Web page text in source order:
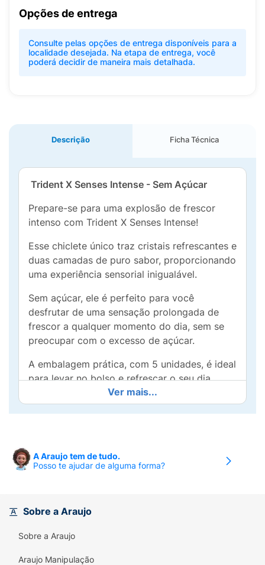
Opções de entrega
Consulte pelas opções de entrega disponíveis para a
localidade desejada. Na etapa de entrega, você
poderá decidir de maneira mais detalhada.
Descrição Ficha Técnica
Trident X Senses Intense - Sem Açúcar
Prepare-se para uma explosão de frescor
intenso com Trident X Senses Intense!
Esse chiclete único traz cristais refrescantes e
duas camadas de puro sabor, proporcionando
uma experiência sensorial inigualável.
Sem açúcar, ele é perfeito para você
desfrutar de uma sensação prolongada de
frescor a qualquer momento do dia, sem se
preocupar com o excesso de açúcar.
A embalagem prática, com 5 unidades, é ideal
para levar no bolso e refrescar o seu dia
Experimente Trident X Senses Intense e sinta
Ver mais...
A Araujo tem de tudo.
Posso te ajudar de alguma forma?
Sobre a Araujo
Sobre a Araujo
Araujo Manipulação